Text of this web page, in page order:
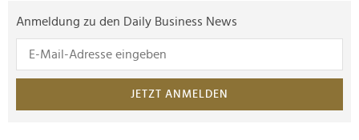
Anmeldung zu den Daily Business News
JETZT ANMELDEN